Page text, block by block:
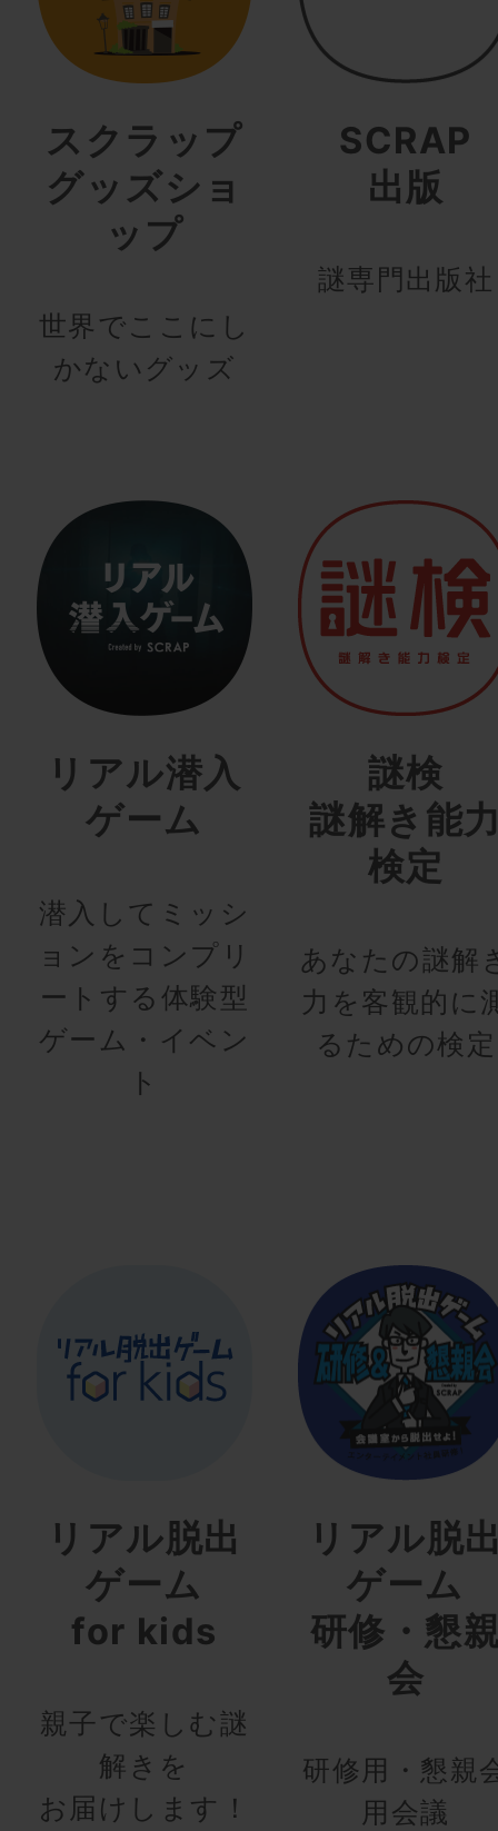
スクラップ
グッズショ
ップ
世界でここにし
かないグッズ
SCRAP
出版
謎専門出版社
リアル潜入
ゲーム
潜入してミッシ
ョンをコンプリ
ートする体験型
ゲーム・イベン
ト
謎検
謎解き能
検定
あなたの謎解
力を客観的に
るための検定
リアル脱出
ゲーム
for kids
親子で楽しむ謎
解きを
お届けします！
リアル脱
ゲーム
研修・懇
会
研修用・懇親
用会議